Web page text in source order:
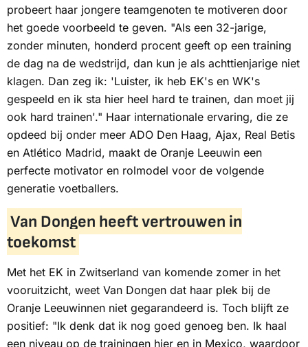
probeert haar jongere teamgenoten te motiveren door
het goede voorbeeld te geven. "Als een 32-jarige,
zonder minuten, honderd procent geeft op een training
de dag na de wedstrijd, dan kun je als achttienjarige niet
klagen. Dan zeg ik: 'Luister, ik heb EK's en WK's
gespeeld en ik sta hier heel hard te trainen, dan moet jij
ook hard trainen'." Haar internationale ervaring, die ze
opdeed bij onder meer ADO Den Haag, Ajax, Real Betis
en Atlético Madrid, maakt de Oranje Leeuwin een
perfecte motivator en rolmodel voor de volgende
generatie voetballers.
Van Dongen heeft vertrouwen in
toekomst
Met het EK in Zwitserland van komende zomer in het
vooruitzicht, weet Van Dongen dat haar plek bij de
Oranje Leeuwinnen niet gegarandeerd is. Toch blijft ze
positief: "Ik denk dat ik nog goed genoeg ben. Ik haal
een niveau op de trainingen hier en in Mexico, waardoor